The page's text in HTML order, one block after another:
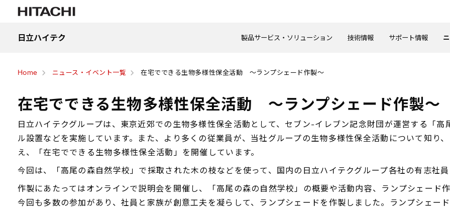
日立ハイテク 製品サービス・ソリューション 技術情報 サポート情報
Home ニュース・イベント一覧 在宅でできる生物多様性保全活動 ～ランプシェード作製～
在宅でできる生物多様性保全活動 ～ランプシェード作製～
日立ハイテクグループは、東京近郊での生物多様性保全活動として、セブン-イレブン記念財団が運営する「
ル設置などを実施しています。また、より多くの従業員が、当社グループの生物多様性保全活動について知り
え、「在宅でできる生物多様性保全活動」を開催しています。
今回は、「高尾の森自然学校」で採取された木の枝などを使って、国内の日立ハイテクグループ各社の有志社
作製にあたってはオンラインで説明会を開催し、「高尾の森の自然学校」の概要や活動内容、ランプシェード
今回も多数の参加があり、社員と家族が創意工夫を凝らして、ランプシェードを作製しました。ランプシェー